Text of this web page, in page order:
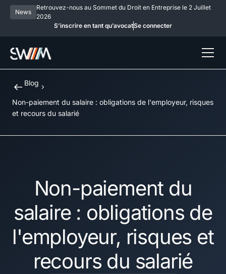
News
Retrouvez-nous au Sommet du Droit en Entreprise le 2 Juillet
2026
S’inscrire en tant qu’avocatSe connecter
Blog
Non-paiement du salaire : obligations de l'employeur, risques
et recours du salarié
Non-paiement du
salaire : obligations de
l'employeur, risques et
recours du salarié